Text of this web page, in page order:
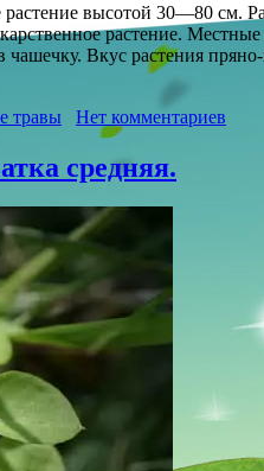
высотой 30—80 см.
растение.
Вкус растения
травы Нет комментариев
средняя.